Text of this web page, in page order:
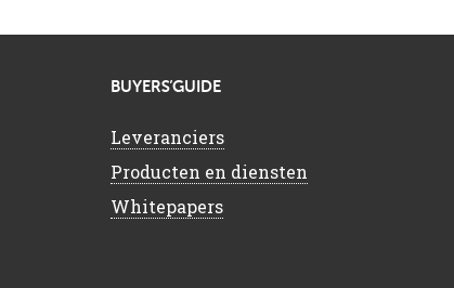
BUYERS’GUIDE
Leveranciers
Producten en diensten
Whitepapers